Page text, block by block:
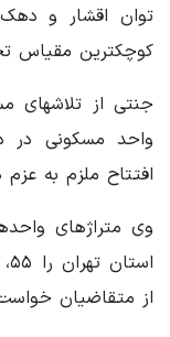
توان اقشار و
کوچکترین مقیاس تحویلی
جنتی از تلاشهای
واحد مسکونی در
افتتاح ملزم به
وی متراژهای
از متقاضیان